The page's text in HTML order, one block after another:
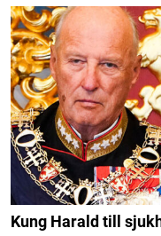
Kung Harald till